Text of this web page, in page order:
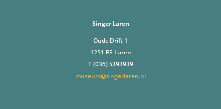
Singer Laren
Oude Drift 1
1251 BS Laren
T (035) 5393939
museum@singerlaren.nl